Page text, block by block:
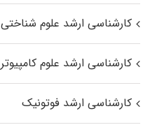
کارشناسی ارشد علوم شناختی
کارشناسی ارشد علوم کامپیوتر
کارشناسی ارشد فوتونیک